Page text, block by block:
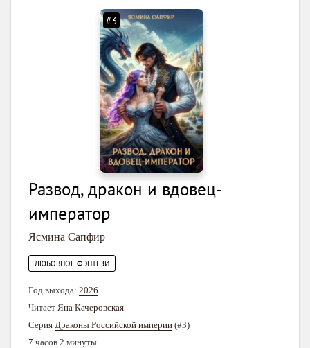
#3
Развод, дракон и вдовец-
император
Ясмина Сапфир
ЛЮБОВНОЕ ФЭНТЕЗИ
Год выхода: 2026
Читает Яна Качеровская
Серия Драконы Российской империи (#3)
7 часов 2 минуты